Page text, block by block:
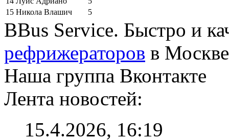
15 Никола Влашич 5
BBus Service. Быстро и
рефрижераторов в
Наша группа Вконтакте
Лента новостей:
15.4.2026, 16:19